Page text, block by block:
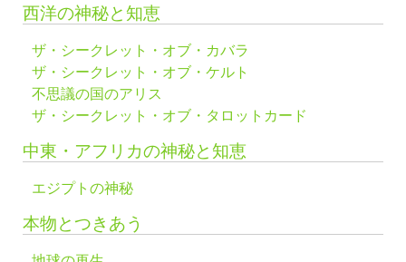
西洋の神秘と知恵
ザ・シークレット・オブ・カバラ
ザ・シークレット・オブ・ケルト
不思議の国のアリス
ザ・シークレット・オブ・タロットカード
中東・アフリカの神秘と知恵
エジプトの神秘
本物とつきあう